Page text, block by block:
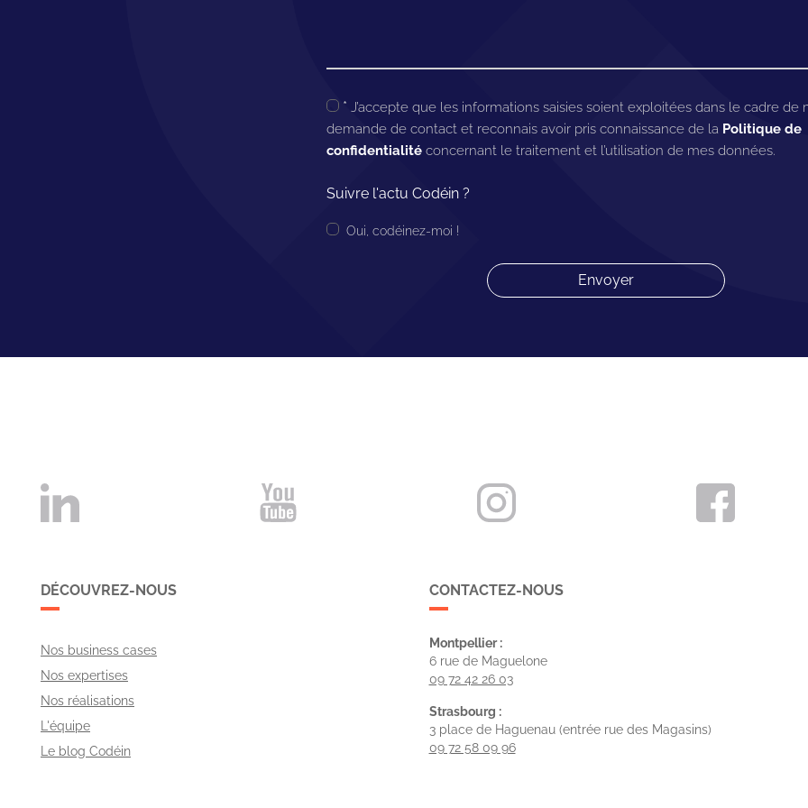
* J’accepte que les informations saisies soient exploitées dans le cadre de
demande de contact et reconnais avoir pris connaissance de la Politique de
confidentialité concernant le traitement et l’utilisation de mes données.
Suivre l'actu Codéin ?
Oui, codéinez-moi !
DÉCOUVREZ-NOUS
Nos business cases
Nos expertises
Nos réalisations
L'équipe
Le blog Codéin
CONTACTEZ-NOUS
Montpellier :
6 rue de Maguelone
09 72 42 26 03
Strasbourg :
3 place de Haguenau (entrée rue des Magasins)
09 72 58 09 96